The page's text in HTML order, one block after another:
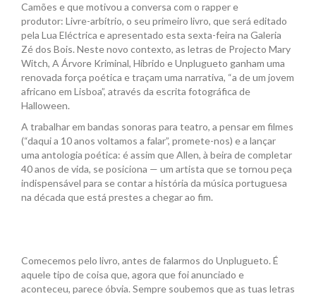
Camões e que motivou a conversa com o rapper e
produtor: Livre-arbítrio, o seu primeiro livro, que será editado
pela Lua Eléctrica e apresentado esta sexta-feira na Galeria
Zé dos Bois. Neste novo contexto, as letras de Projecto Mary
Witch, A Árvore Kriminal, Híbrido e Unplugueto ganham uma
renovada força poética e traçam uma narrativa, “a de um jovem
africano em Lisboa”, através da escrita fotográfica de
Halloween.
A trabalhar em bandas sonoras para teatro, a pensar em filmes
(“daqui a 10 anos voltamos a falar”, promete-nos) e a lançar
uma antologia poética: é assim que Allen, à beira de completar
40 anos de vida, se posiciona — um artista que se tornou peça
indispensável para se contar a história da música portuguesa
na década que está prestes a chegar ao fim.
Comecemos pelo livro, antes de falarmos do Unplugueto. É
aquele tipo de coisa que, agora que foi anunciado e
aconteceu, parece óbvia. Sempre soubemos que as tuas letras